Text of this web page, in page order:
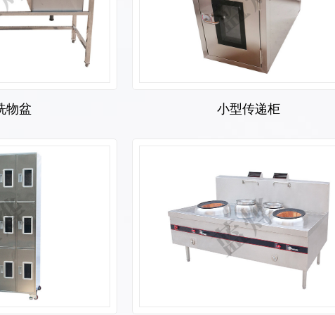
物盆 小型传递柜